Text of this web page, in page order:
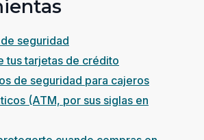
seguridad
tus tarjetas de crédito
de seguridad para cajeros
(ATM, por sus siglas en